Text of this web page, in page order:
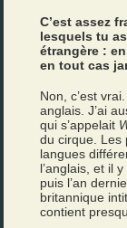
C’est assez
lesquels tu
étrangère :
en tout cas
Non, c’est
anglais. J’ai
qui s’appelait
du cirque. Les
langues
l’anglais, et il
puis l’an
britannique
contient